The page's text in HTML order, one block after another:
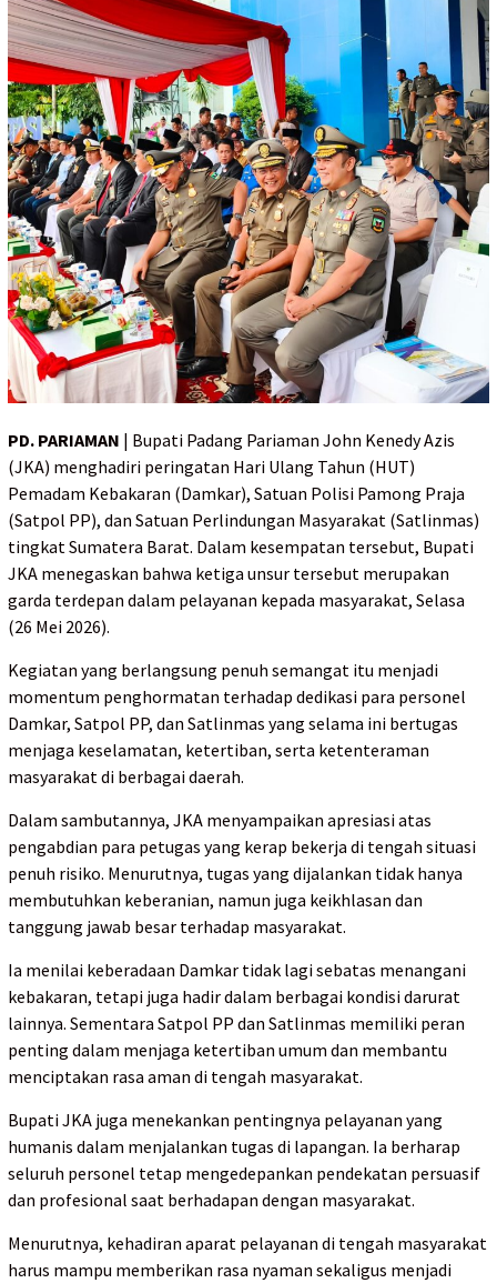
PD. PARIAMAN | Bupati Padang Pariaman John Kenedy Azis
(JKA) menghadiri peringatan Hari Ulang Tahun (HUT)
Pemadam Kebakaran (Damkar), Satuan Polisi Pamong Praja
(Satpol PP), dan Satuan Perlindungan Masyarakat (Satlinmas)
tingkat Sumatera Barat. Dalam kesempatan tersebut, Bupati
JKA menegaskan bahwa ketiga unsur tersebut merupakan
garda terdepan dalam pelayanan kepada masyarakat, Selasa
(26 Mei 2026).
Kegiatan yang berlangsung penuh semangat itu menjadi
momentum penghormatan terhadap dedikasi para personel
Damkar, Satpol PP, dan Satlinmas yang selama ini bertugas
menjaga keselamatan, ketertiban, serta ketenteraman
masyarakat di berbagai daerah.
Dalam sambutannya, JKA menyampaikan apresiasi atas
pengabdian para petugas yang kerap bekerja di tengah situasi
penuh risiko. Menurutnya, tugas yang dijalankan tidak hanya
membutuhkan keberanian, namun juga keikhlasan dan
tanggung jawab besar terhadap masyarakat.
Ia menilai keberadaan Damkar tidak lagi sebatas menangani
kebakaran, tetapi juga hadir dalam berbagai kondisi darurat
lainnya. Sementara Satpol PP dan Satlinmas memiliki peran
penting dalam menjaga ketertiban umum dan membantu
menciptakan rasa aman di tengah masyarakat.
Bupati JKA juga menekankan pentingnya pelayanan yang
humanis dalam menjalankan tugas di lapangan. Ia berharap
seluruh personel tetap mengedepankan pendekatan persuasif
dan profesional saat berhadapan dengan masyarakat.
Menurutnya, kehadiran aparat pelayanan di tengah masyarakat
harus mampu memberikan rasa nyaman sekaligus menjadi